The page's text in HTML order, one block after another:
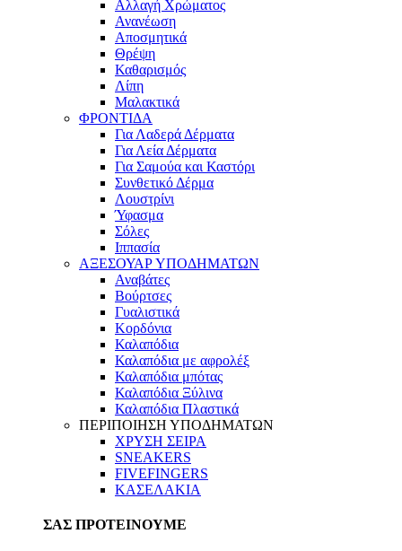
Αλλαγή Χρώματος
Ανανέωση
Αποσμητικά
Θρέψη
Καθαρισμός
Λίπη
Μαλακτικά
ΦΡΟΝΤΙΔΑ
Για Λαδερά Δέρματα
Για Λεία Δέρματα
Για Σαμούα και Καστόρι
Συνθετικό Δέρμα
Λουστρίνι
Ύφασμα
Σόλες
Ιππασία
ΑΞΕΣΟΥΑΡ ΥΠΟΔΗΜΑΤΩΝ
Αναβάτες
Βούρτσες
Γυαλιστικά
Κορδόνια
Καλαπόδια
Καλαπόδια με αφρολέξ
Καλαπόδια μπότας
Καλαπόδια Ξύλινα
Καλαπόδια Πλαστικά
ΠΕΡΙΠΟΙΗΣΗ ΥΠΟΔΗΜΑΤΩΝ
ΧΡΥΣΗ ΣΕΙΡΑ
SNEAKERS
FIVEFINGERS
ΚΑΣΕΛΑΚΙΑ
ΣΑΣ ΠΡΟΤΕΙΝΟΥΜΕ